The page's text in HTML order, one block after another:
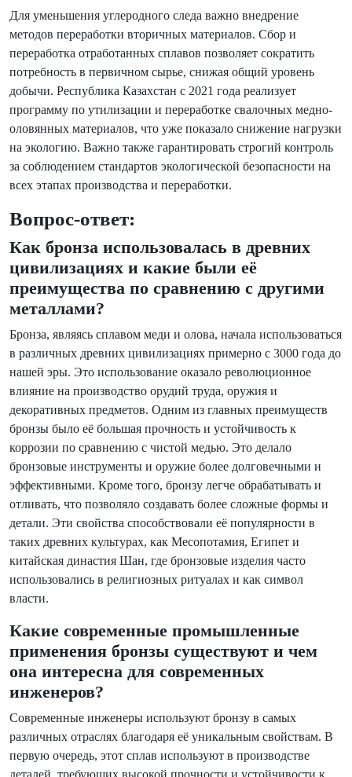
Для уменьшения углеродного следа важно внедрение
методов переработки вторичных материалов. Сбор и
переработка отработанных сплавов позволяет сократить
потребность в первичном сырье, снижая общий уровень
добычи. Республика Казахстан с 2021 года реализует
программу по утилизации и переработке свалочных медно-
оловянных материалов, что уже показало снижение нагрузки
на экологию. Важно также гарантировать строгий контроль
за соблюдением стандартов экологической безопасности на
всех этапах производства и переработки.
Вопрос-ответ:
Как бронза использовалась в древних
цивилизациях и какие были её
преимущества по сравнению с другими
металлами?
Бронза, являясь сплавом меди и олова, начала использоваться
в различных древних цивилизациях примерно с 3000 года до
нашей эры. Это использование оказало революционное
влияние на производство орудий труда, оружия и
декоративных предметов. Одним из главных преимуществ
бронзы было её большая прочность и устойчивость к
коррозии по сравнению с чистой медью. Это делало
бронзовые инструменты и оружие более долговечными и
эффективными. Кроме того, бронзу легче обрабатывать и
отливать, что позволяло создавать более сложные формы и
детали. Эти свойства способствовали её популярности в
таких древних культурах, как Месопотамия, Египет и
китайская династия Шан, где бронзовые изделия часто
использовались в религиозных ритуалах и как символ
власти.
Какие современные промышленные
применения бронзы существуют и чем
она интересна для современных
инженеров?
Современные инженеры используют бронзу в самых
различных отраслях благодаря её уникальным свойствам. В
первую очередь, этот сплав используют в производстве
деталей, требующих высокой прочности и устойчивости к